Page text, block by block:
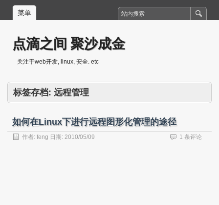
菜单
点滴之间 聚沙成金
关注于web开发, linux, 安全. etc
标签存档: 远程管理
如何在Linux下进行远程图形化管理的途径
作者: feng 日期: 2010/05/09 1 条评论